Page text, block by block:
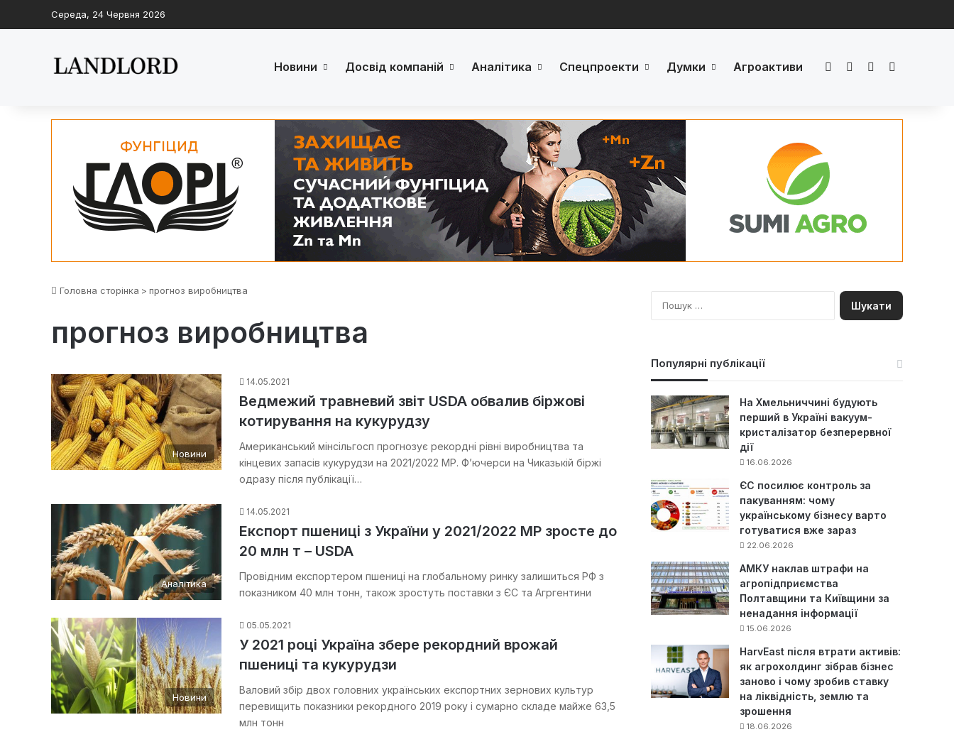
Середа, 24 Червня 2026
Новини Досвід компаній Аналітика Спецпроекти Думки Агроактиви FacebookLinkedInYouTube
Головна сторінка > прогноз виробництва
прогноз виробництва
Новини
14.05.2021
Ведмежий травневий звіт USDA обвалив біржові
котирування на кукурудзу
Американський мінсільгосп прогнозує рекордні рівні виробництва та
кінцевих запасів кукурудзи на 2021/2022 МР. Ф’ючерси на Чиказькій біржі
одразу після публікації…
Аналітика
14.05.2021
Експорт пшениці з України у 2021/2022 МР зросте до
20 млн т – USDA
Провідним експортером пшениці на глобальному ринку залишиться РФ з
показником 40 млн тонн, також зростуть поставки з ЄС та Агргентини
Новини
05.05.2021
У 2021 році Україна збере рекордний врожай
пшениці та кукурудзи
Валовий збір двох головних українських експортних зернових культур
перевищить показники рекордного 2019 року і сумарно складе майже 63,5
млн тонн
П
о
Популярні публікації
На Хмельниччині будують
перший в Україні вакуум-
кристалізатор безперервної
дії
16.06.2026
ЄС посилює контроль за
пакуванням: чому
українському бізнесу варто
готуватися вже зараз
22.06.2026
АМКУ наклав штрафи на
агропідприємства
Полтавщини та Київщини за
ненадання інформації
15.06.2026
HarvEast після втрати активів:
як агрохолдинг зібрав бізнес
заново і чому зробив ставку
на ліквідність, землю та
зрошення
18.06.2026